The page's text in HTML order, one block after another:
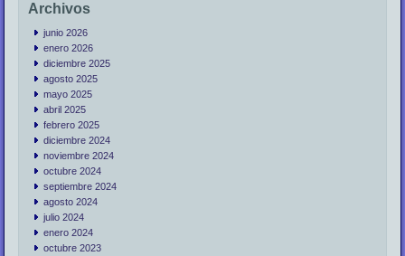
Archivos
junio 2026
enero 2026
diciembre 2025
agosto 2025
mayo 2025
abril 2025
febrero 2025
diciembre 2024
noviembre 2024
octubre 2024
septiembre 2024
agosto 2024
julio 2024
enero 2024
octubre 2023